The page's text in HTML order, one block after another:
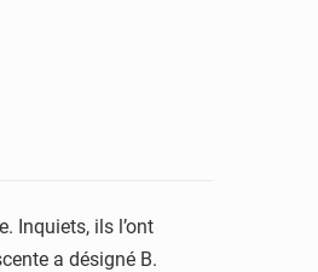
Inquiets, ils l’ont
a désigné B.